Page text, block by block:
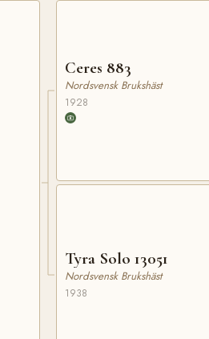
Ceres 883
Nordsvensk Brukshäst
1928
Tyra Solo 13051
Nordsvensk Brukshäst
1938